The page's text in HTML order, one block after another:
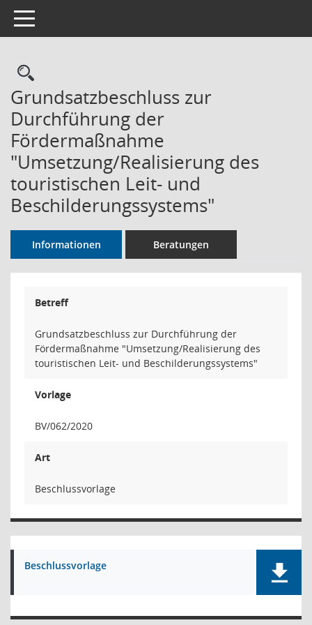
Toggle navigation
Rechercheauswahl
Grundsatzbeschluss zur
Durchführung der
Fördermaßnahme
"Umsetzung/Realisierung des
touristischen Leit- und
Beschilderungssystems"
Informationen Beratungen
Betreff
Grundsatzbeschluss zur Durchführung der
Fördermaßnahme "Umsetzung/Realisierung des
touristischen Leit- und Beschilderungssystems"
Vorlage
BV/062/2020
Art
Beschlussvorlage
Beschlussvorlage